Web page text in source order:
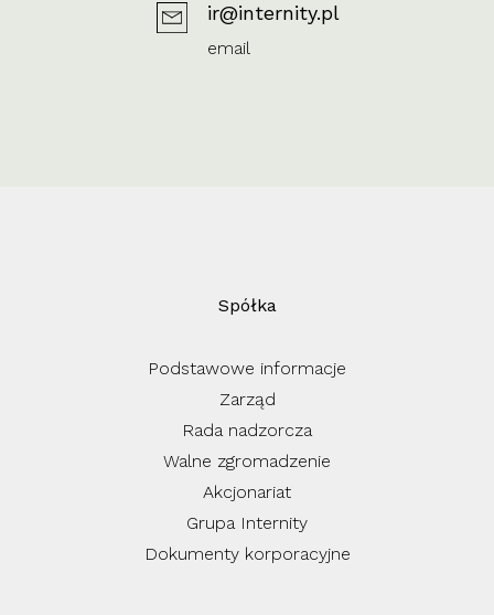
ir@internity.pl
email
Spółka
Podstawowe informacje
Zarząd
Rada nadzorcza
Walne zgromadzenie
Akcjonariat
Grupa Internity
Dokumenty korporacyjne